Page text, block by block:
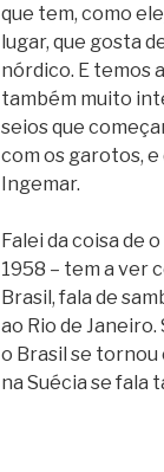
que tem, como
lugar, que gosta
nórdico. E temos
também muito
seios que
com os garotos,
Ingemar.
Falei da coisa de
1958 – tem a ver
Brasil, fala de
ao Rio de Janeiro.
o Brasil se tornou
na Suécia se fala